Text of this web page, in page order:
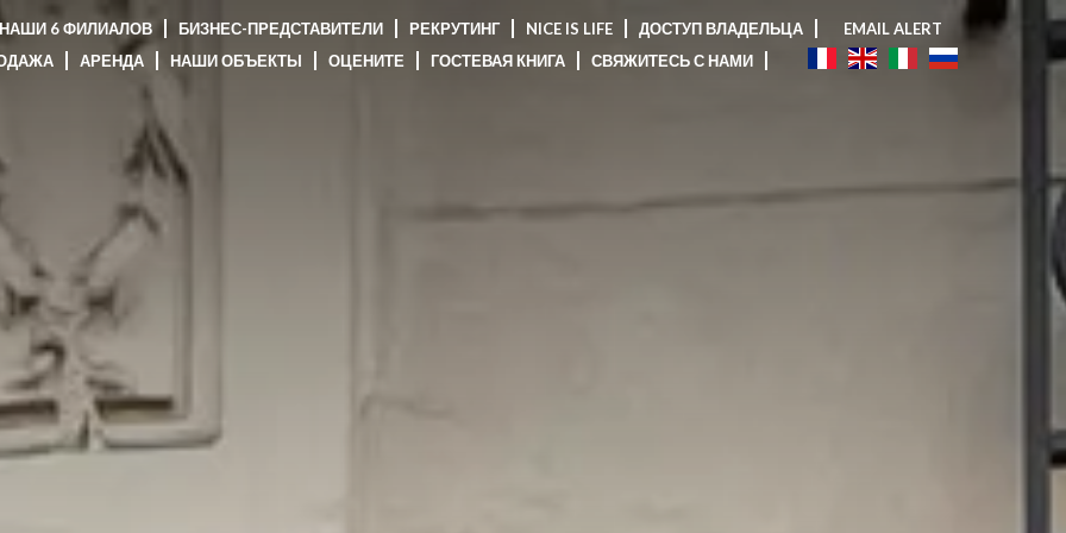
6 ФИЛИАЛОВ БИЗНЕС-ПРЕДСТАВИТЕЛИ РЕКРУТИНГ NICE IS LIFE ДОСТУП ВЛАДЕЛЬЦА
EMAIL ALERT
АРЕНДА НАШИ ОБЪЕКТЫ ОЦЕНИТЕ ГОСТЕВАЯ КНИГА СВЯЖИТЕСЬ С НАМИ